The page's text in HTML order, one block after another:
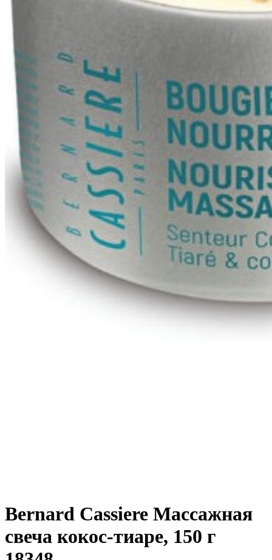
Bernard Cassiere Массажная
свеча кокос-тиаре, 150 г